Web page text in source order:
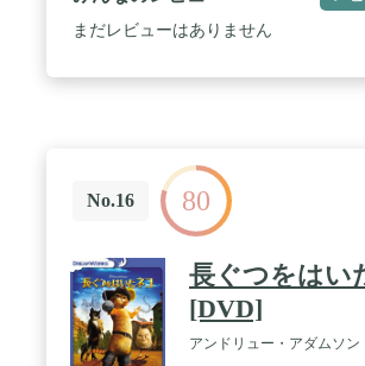
まだレビューはありません
No.16 80
長ぐつをはい
[DVD]
アンドリュー・アダムソン